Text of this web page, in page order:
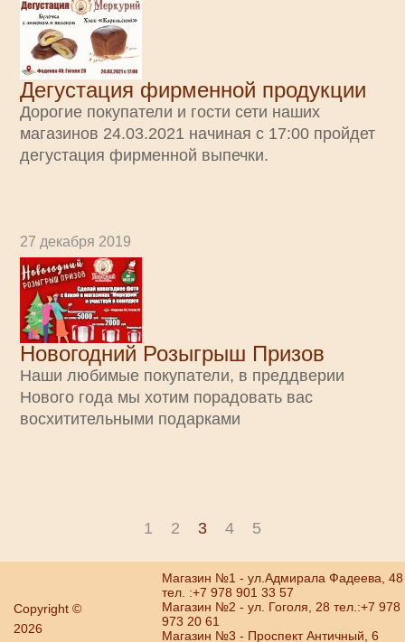
Дегустация фирменной продукции
Дорогие покупатели и гости сети наших
магазинов 24.03.2021 начиная с 17:00 пройдет
дегустация фирменной выпечки.
27 декабря 2019
Новогодний Розыгрыш Призов
Наши любимые покупатели, в преддверии
Нового года мы хотим порадовать вас
восхитительными подарками
1 2 3 4 5
Copyright ©
2026
Магазин №1 - ул.Адмирала Фадеева, 48
тел. :+7 978 901 33 57
Магазин №2 - ул. Гоголя, 28 тел.:+7 978
973 20 61
Магазин №3 - Проспект Античный, 6